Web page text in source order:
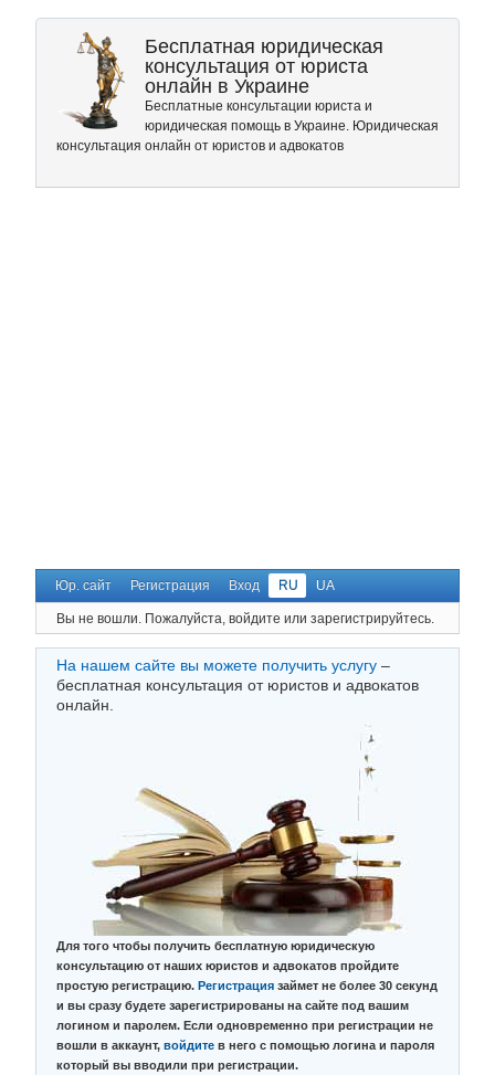
Бесплатная юридическая
консультация от юриста
онлайн в Украине
Бесплатные консультации юриста и
юридическая помощь в Украине. Юридическая
консультация онлайн от юристов и адвокатов
Юр. сайт Регистрация Вход RU UA
Вы не вошли. Пожалуйста, войдите или зарегистрируйтесь.
На нашем сайте вы можете получить услугу –
бесплатная консультация от юристов и адвокатов
онлайн.
Для того чтобы получить бесплатную юридическую
консультацию от наших юристов и адвокатов пройдите
простую регистрацию. Регистрация займет не более 30 секунд
и вы сразу будете зарегистрированы на сайте под вашим
логином и паролем. Если одновременно при регистрации не
вошли в аккаунт, войдите в него с помощью логина и пароля
который вы вводили при регистрации.